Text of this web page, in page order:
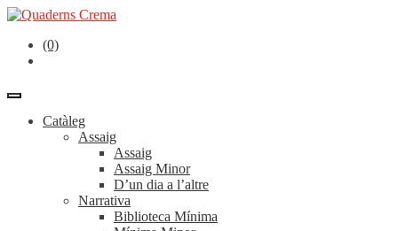
(0)
Catàleg
Assaig
Assaig
Assaig Minor
D’un dia a l’altre
Narrativa
Biblioteca Mínima